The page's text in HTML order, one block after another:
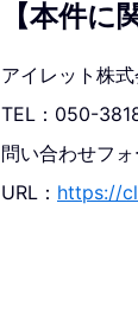
【本件に
アイレット株
TEL：050-
問い合わせフォ
URL： https://